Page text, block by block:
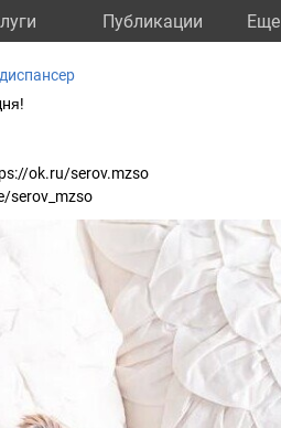
Публикации Eще
ok.ru/serov.mzso
serov_mzso